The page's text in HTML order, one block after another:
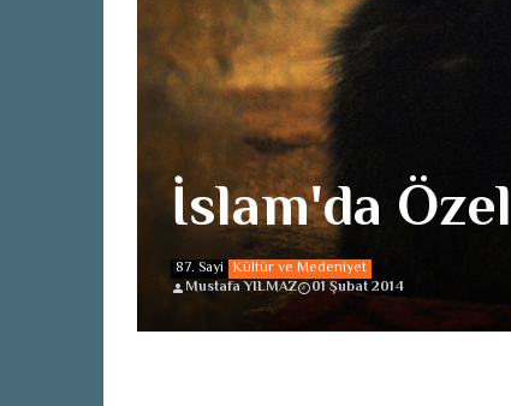
İslam'da
87. Sayi Kültür ve Medeniyet
Mustafa YILMAZ
01 Şubat 2014